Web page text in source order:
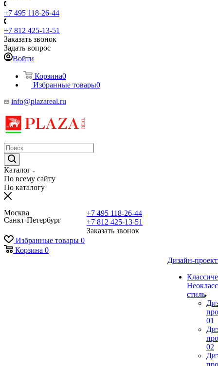
+7 495 118-26-44
+7 812 425-13-51
Заказать звонок
Задать вопрос
Войти
Корзина0
Избранные товары0
info@plazareal.ru
Каталог
По всему сайту
По каталогу
Москва
Санкт-Петербург
+7 495 118-26-44
+7 812 425-13-51
Заказать звонок
Избранные товары 0
Корзина 0
Дизайн-
стиль
01
02